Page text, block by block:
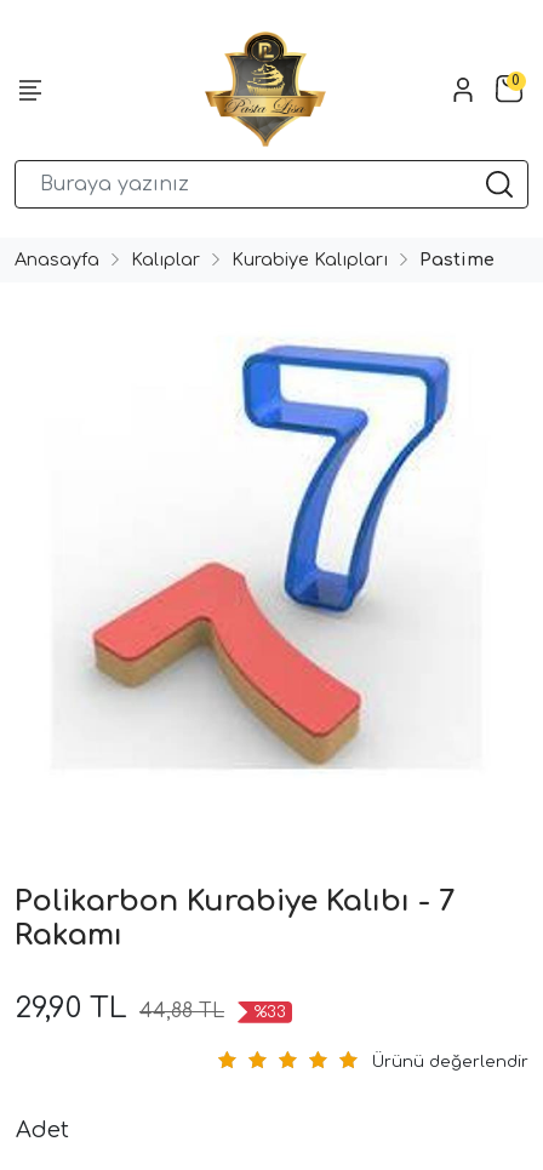
0
Anasayfa Kalıplar Kurabiye Kalıpları Pastime
Polikarbon Kurabiye Kalıbı - 7
Rakamı
29,90 TL 44,88 TL %33
Ürünü değerlendir
Adet